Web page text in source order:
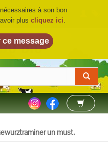
BIO©
un must.
à son bon
plus cliquez ici.